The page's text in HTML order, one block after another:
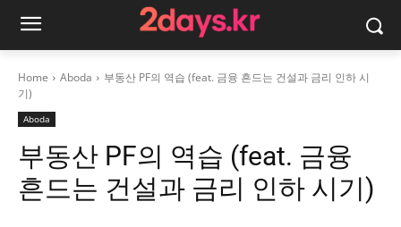
Home Aboda
부동산 PF의 역습 (feat. 금융 흔드는 건설과 금리 인하 시
기)
Aboda
부동산 PF의 역습 (feat. 금융
흔드는 건설과 금리 인하 시기)